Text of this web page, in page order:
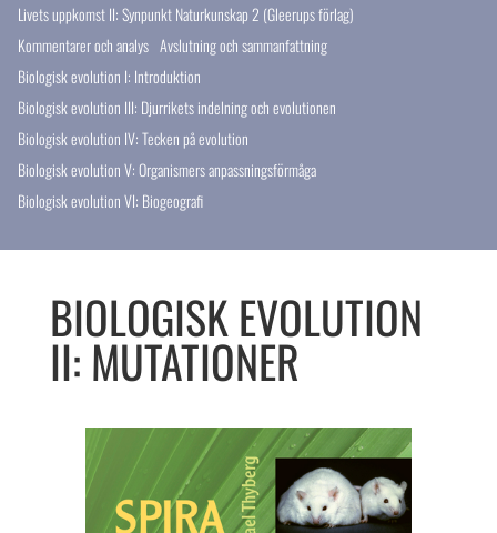
Livets uppkomst II: Synpunkt Naturkunskap 2 (Gleerups förlag)
Kommentarer och analys Avslutning och sammanfattning
Biologisk evolution I: Introduktion
Biologisk evolution III: Djurrikets indelning och evolutionen
Biologisk evolution IV: Tecken på evolution
Biologisk evolution V: Organismers anpassningsförmåga
Biologisk evolution VI: Biogeografi
BIOLOGISK EVOLUTION
II: MUTATIONER